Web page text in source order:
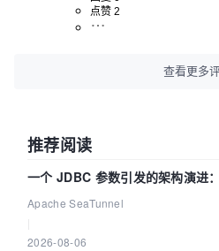
点赞 2
查看更多
推荐阅读
一个 JDBC 参数引发的架构演
解决数据同步中的“定时 Flush”难
Apache SeaTunnel
2026-08-06